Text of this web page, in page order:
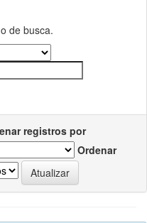
de busca.
registros por
Ordenar